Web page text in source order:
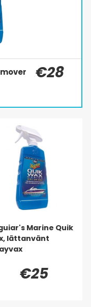
€28
Marine Quik
lättanvänt
€25